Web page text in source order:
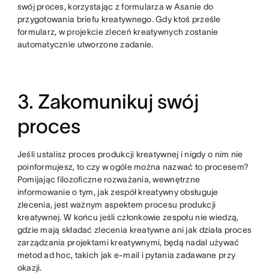
swój proces, korzystając z formularza w Asanie do
przygotowania briefu kreatywnego. Gdy ktoś prześle
formularz, w projekcie zleceń kreatywnych zostanie
automatycznie utworzone zadanie.
3. Zakomunikuj swój
proces
Jeśli ustalisz proces produkcji kreatywnej i nigdy o nim nie
poinformujesz, to czy w ogóle można nazwać to procesem?
Pomijając filozoficzne rozważania, wewnętrzne
informowanie o tym, jak zespół kreatywny obsługuje
zlecenia, jest ważnym aspektem procesu produkcji
kreatywnej. W końcu jeśli członkowie zespołu nie wiedzą,
gdzie mają składać zlecenia kreatywne ani jak działa proces
zarządzania projektami kreatywnymi, będą nadal używać
metod ad hoc, takich jak e-mail i pytania zadawane przy
okazji.